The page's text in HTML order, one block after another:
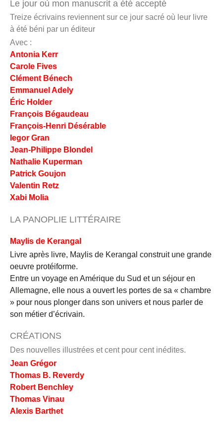
Le jour où mon manuscrit a été accepté
Treize écrivains reviennent sur ce jour sacré où leur livre
à été béni par un éditeur
Avec :
Antonia Kerr
Carole Fives
Clément Bénech
Emmanuel Adely
Éric Holder
François Bégaudeau
François-Henri Désérable
Iegor Gran
Jean-Philippe Blondel
Nathalie Kuperman
Patrick Goujon
Valentin Retz
Xabi Molia
LA PANOPLIE LITTÉRAIRE
Maylis de Kerangal
Livre après livre, Maylis de Kerangal construit une grande
oeuvre protéiforme.
Entre un voyage en Amérique du Sud et un séjour en
Allemagne, elle nous a ouvert les portes de sa « chambre
» pour nous plonger dans son univers et nous parler de
son métier d’écrivain.
CRÉATIONS
Des nouvelles illustrées et cent pour cent inédites.
Jean Grégor
Thomas B. Reverdy
Robert Benchley
Thomas Vinau
Alexis Barthet